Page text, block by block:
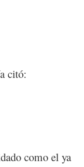
citó:
como el ya